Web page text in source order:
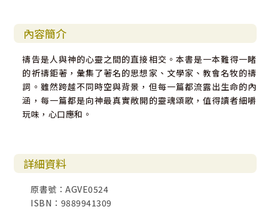
內容簡介
禱告是人與神的心靈之間的直接相交。本書是一本難得一睹
的祈禱鉅著，彙集了著名的思想家、文學家、教會名牧的禱
詞。雖然跨越不同時空與背景，但每一篇都流露出生命的內
涵，每一篇都是向神最真實敞開的靈魂頌歌，值得讀者細嚼
玩味，心口應和。
詳細資料
原書號：AGVE0524
ISBN：9889941309